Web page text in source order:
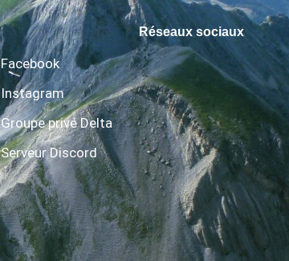
Réseaux sociaux
Facebook
Instagram
Groupe privé Delta
Serveur Discord